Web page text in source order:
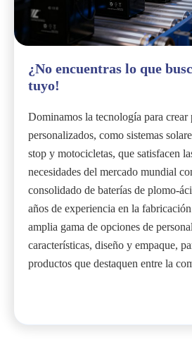
¿No encuentras lo que
tuyo!
Dominamos la tecnología para crear
personalizados, como sistemas
stop y motocicletas, que satisfacen
necesidades del mercado mundial
consolidado de baterías de plomo-
años de experiencia en la
amplia gama de opciones de
características, diseño y empaque,
productos que destaquen entre la